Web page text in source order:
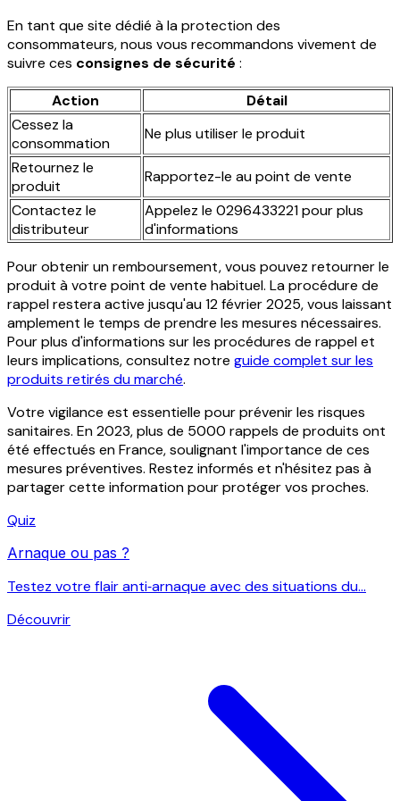
En tant que site dédié à la protection des
consommateurs, nous vous recommandons vivement de
suivre ces consignes de sécurité :
Action
Détail
Cessez la
consommation
Ne plus utiliser le produit
Retournez le
produit
Rapportez-le au point de vente
Contactez le
distributeur
Appelez le 0296433221 pour plus
d'informations
Pour obtenir un remboursement, vous pouvez retourner le
produit à votre point de vente habituel. La procédure de
rappel restera active jusqu'au 12 février 2025, vous laissant
amplement le temps de prendre les mesures nécessaires.
Pour plus d'informations sur les procédures de rappel et
leurs implications, consultez notre guide complet sur les
produits retirés du marché.
Votre vigilance est essentielle pour prévenir les risques
sanitaires. En 2023, plus de 5000 rappels de produits ont
été effectués en France, soulignant l'importance de ces
mesures préventives. Restez informés et n'hésitez pas à
partager cette information pour protéger vos proches.
Quiz
Arnaque ou pas ?
Testez votre flair anti‑arnaque avec des situations du...
Découvrir